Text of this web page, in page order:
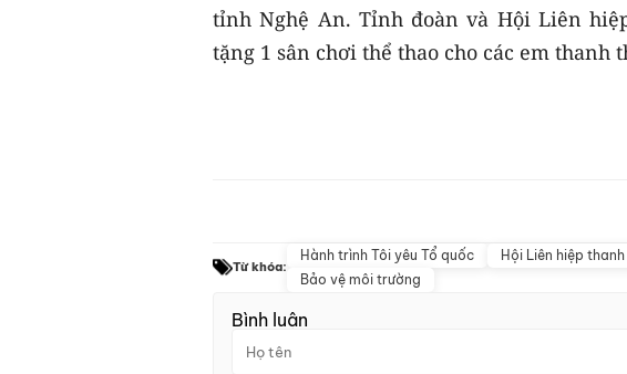
tỉnh Nghệ An. Tỉnh đoàn và Hội Liên
tặng 1 sân chơi thể thao cho các em
Từ khóa:
Hành trình Tôi yêu Tổ quốc Hội Liên hiệp thanh
Bảo vệ môi trường
Bình luận